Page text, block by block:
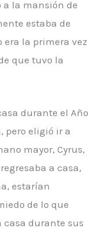
a la mansión de
estaba de
era la primera vez
que tuvo la
durante el Año
pero eligió ir a
mayor, Cyrus,
a casa,
estarían
de lo que
casa durante sus